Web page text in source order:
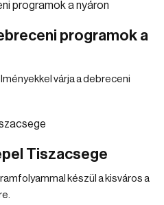
programok a
várja a debreceni
Tiszacsege
készül a kisváros a